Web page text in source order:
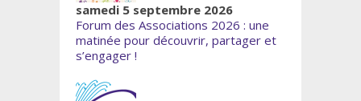
samedi 5 septembre 2026
Forum des Associations 2026 : une
matinée pour découvrir, partager et
s’engager !